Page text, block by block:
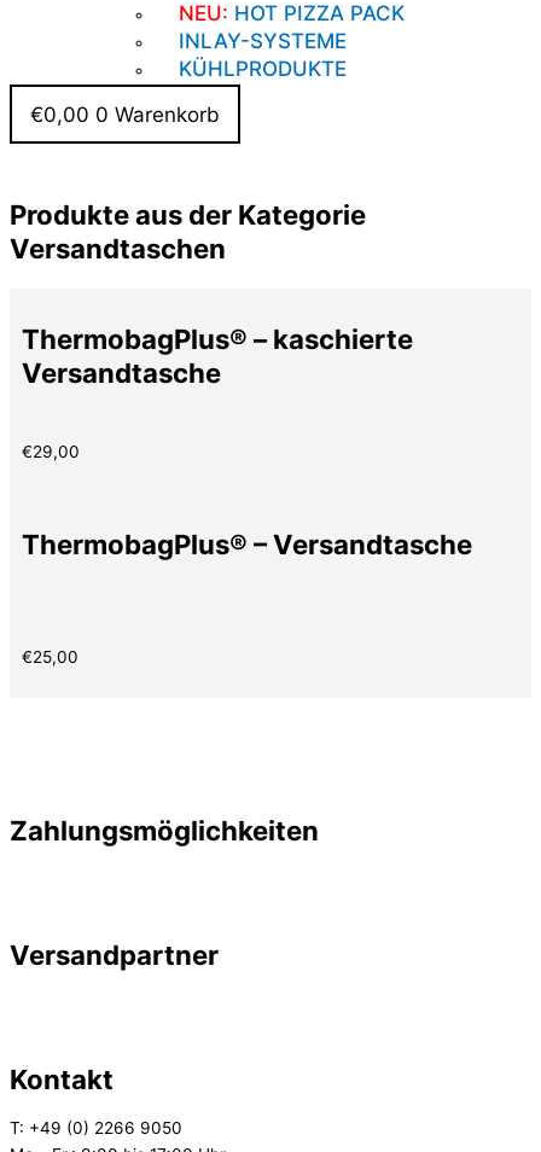
NEU: HOT PIZZA PACK
INLAY-SYSTEME
KÜHLPRODUKTE
€0,00 0 Warenkorb
Produkte aus der Kategorie
Versandtaschen
ThermobagPlus® – kaschierte
Versandtasche
€29,00
ThermobagPlus® – Versandtasche
€25,00
Zahlungsmöglichkeiten
Versandpartner
Kontakt
T: +49 (0) 2266 9050